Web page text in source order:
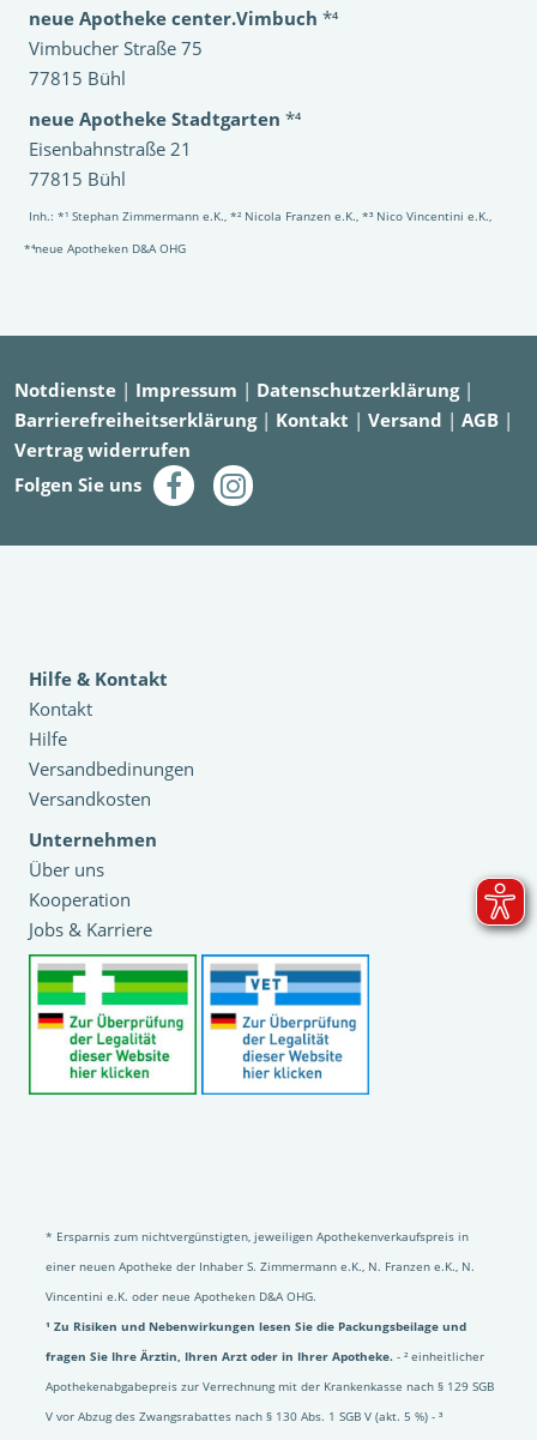
neue Apotheke center.Vimbuch *⁴
Vimbucher Straße 75
77815 Bühl
neue Apotheke Stadtgarten *⁴
Eisenbahnstraße 21
77815 Bühl
Inh.: *¹ Stephan Zimmermann e.K., *² Nicola Franzen e.K., *³ Nico Vincentini e.K.,
*⁴neue Apotheken D&A OHG
Notdienste | Impressum | Datenschutzerklärung|
Barrierefreiheitserklärung| Kontakt | Versand | AGB |
Vertrag widerrufen
Folgen Sie uns
Hilfe & Kontakt
Kontakt
Hilfe
Versandbedinungen
Versandkosten
Unternehmen
Über uns
Kooperation
Jobs & Karriere
* Ersparnis zum nichtvergünstigten, jeweiligen Apothekenverkaufspreis in
einer neuen Apotheke der Inhaber S. Zimmermann e.K., N. Franzen e.K., N.
Vincentini e.K. oder neue Apotheken D&A OHG.
¹ Zu Risiken und Nebenwirkungen lesen Sie die Packungsbeilage und
fragen Sie Ihre Ärztin, Ihren Arzt oder in Ihrer Apotheke. - ² einheitlicher
Apothekenabgabepreis zur Verrechnung mit der Krankenkasse nach § 129 SGB
V vor Abzug des Zwangsrabattes nach § 130 Abs. 1 SGB V (akt. 5 %) - ³